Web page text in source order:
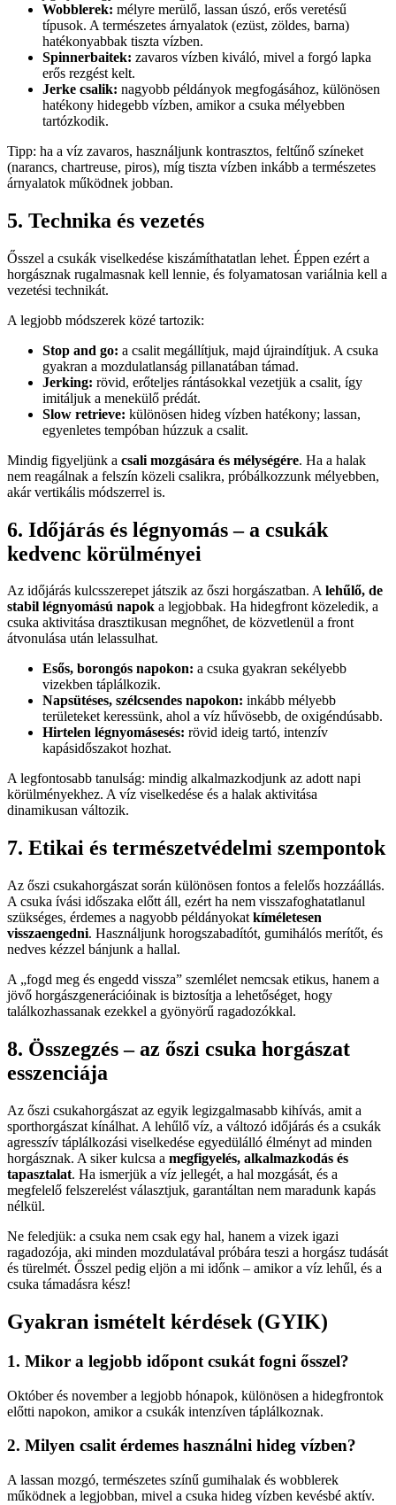
Wobblerek: mélyre merülő, lassan úszó, erős veretésű
típusok. A természetes árnyalatok (ezüst, zöldes, barna)
hatékonyabbak tiszta vízben.
Spinnerbaitek: zavaros vízben kiváló, mivel a forgó lapka
erős rezgést kelt.
Jerke csalik: nagyobb példányok megfogásához, különösen
hatékony hidegebb vízben, amikor a csuka mélyebben
tartózkodik.
Tipp: ha a víz zavaros, használjunk kontrasztos, feltűnő színeket
(narancs, chartreuse, piros), míg tiszta vízben inkább a természetes
árnyalatok működnek jobban.
5. Technika és vezetés
Ősszel a csukák viselkedése kiszámíthatatlan lehet. Éppen ezért a
horgásznak rugalmasnak kell lennie, és folyamatosan variálnia kell a
vezetési technikát.
A legjobb módszerek közé tartozik:
Stop and go: a csalit megállítjuk, majd újraindítjuk. A csuka
gyakran a mozdulatlanság pillanatában támad.
Jerking: rövid, erőteljes rántásokkal vezetjük a csalit, így
imitáljuk a menekülő prédát.
Slow retrieve: különösen hideg vízben hatékony; lassan,
egyenletes tempóban húzzuk a csalit.
Mindig figyeljünk a csali mozgására és mélységére. Ha a halak
nem reagálnak a felszín közeli csalikra, próbálkozzunk mélyebben,
akár vertikális módszerrel is.
6. Időjárás és légnyomás – a csukák
kedvenc körülményei
Az időjárás kulcsszerepet játszik az őszi horgászatban. Alehűlő, de
stabil légnyomású napok a legjobbak. Ha hidegfront közeledik, a
csuka aktivitása drasztikusan megnőhet, de közvetlenül a front
átvonulása után lelassulhat.
Esős, borongós napokon: a csuka gyakran sekélyebb
vizekben táplálkozik.
Napsütéses, szélcsendes napokon: inkább mélyebb
területeket keressünk, ahol a víz hűvösebb, de oxigéndúsabb.
Hirtelen légnyomásesés: rövid ideig tartó, intenzív
kapásidőszakot hozhat.
A legfontosabb tanulság: mindig alkalmazkodjunk az adott napi
körülményekhez. A víz viselkedése és a halak aktivitása
dinamikusan változik.
7. Etikai és természetvédelmi szempontok
Az őszi csukahorgászat során különösen fontos a felelős hozzáállás.
A csuka ívási időszaka előtt áll, ezért ha nem visszafoghatatlanul
szükséges, érdemes a nagyobb példányokat kíméletesen
visszaengedni. Használjunk horogszabadítót, gumihálós merítőt, és
nedves kézzel bánjunk a hallal.
A „fogd meg és engedd vissza” szemlélet nemcsak etikus, hanem a
jövő horgászgenerációinak is biztosítja a lehetőséget, hogy
találkozhassanak ezekkel a gyönyörű ragadozókkal.
8. Összegzés – az őszi csuka horgászat
esszenciája
Az őszi csukahorgászat az egyik legizgalmasabb kihívás, amit a
sporthorgászat kínálhat. A lehűlő víz, a változó időjárás és a csukák
agresszív táplálkozási viselkedése egyedülálló élményt ad minden
horgásznak. A siker kulcsa a megfigyelés, alkalmazkodás és
tapasztalat. Ha ismerjük a víz jellegét, a hal mozgását, és a
megfelelő felszerelést választjuk, garantáltan nem maradunk kapás
nélkül.
Ne feledjük: a csuka nem csak egy hal, hanem a vizek igazi
ragadozója, aki minden mozdulatával próbára teszi a horgász tudását
és türelmét. Ősszel pedig eljön a mi időnk – amikor a víz lehűl, és a
csuka támadásra kész!
Gyakran ismételt kérdések (GYIK)
1. Mikor a legjobb időpont csukát fogni ősszel?
Október és november a legjobb hónapok, különösen a hidegfrontok
előtti napokon, amikor a csukák intenzíven táplálkoznak.
2. Milyen csalit érdemes használni hideg vízben?
A lassan mozgó, természetes színű gumihalak és wobblerek
működnek a legjobban, mivel a csuka hideg vízben kevésbé aktív.